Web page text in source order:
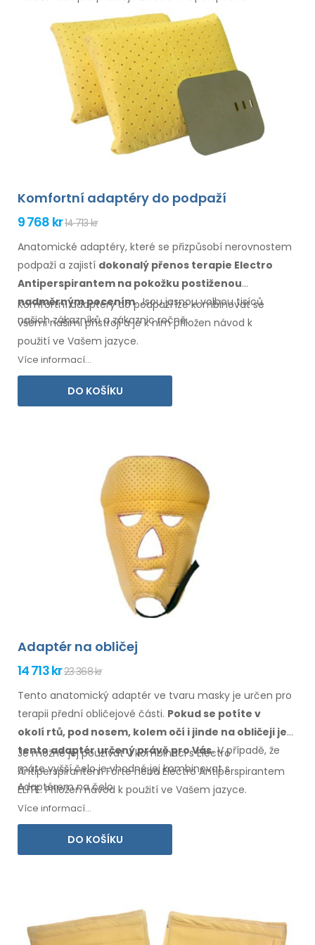
Komfortní adaptéry do podpaží
9 768 kr14 713 kr
Anatomické adaptéry, které se přizpůsobí nerovnostem
podpaží a zajistí dokonalý přenos terapie Electro
Antiperspirantem na pokožku postiženou
nadměrným pocením. Jsou jasnou volbou tisíců
našich zákazníkůa zákaznicročně.
Komfortní adaptérydo podpažílze kombinovatse
všeminašimi přístroji a je k nim přiložen návod k
použití ve Vašem jazyce.
Více informací...
DO KOŠÍKU
Adaptér na obličej
14 713 kr23 368 kr
Tento anatomický adaptér ve tvaru masky je určen pro
terapii přední obličejové části. Pokud se potíte v
okolí rtů, pod nosem, kolem očí i jinde na obličeji je
tentoadaptér určený právě pro Vás. V případě, že
mátevyšší čelo je vhodné jej kombinovats
Adaptéremna čelo.
Je možné jej používat v kombinaci s Electro
Antiperspirantem Forte nebo Electro Antiperspirantem
ELITE. Přiložen návod k použití ve Vašem jazyce.
Více informací...
DO KOŠÍKU